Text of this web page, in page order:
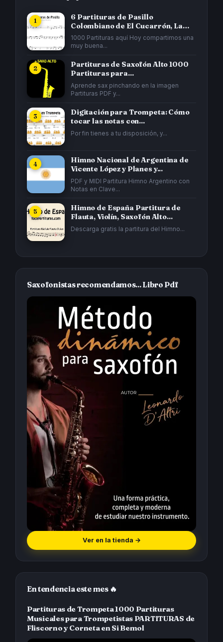
6 Partituras de Pasillo
Colombiano de El Cucarrón, La
Gata...
1000 Partituras aquí Hoy compartimos una
muy buena...
Partituras de Saxofón Alto 1000
Partituras para...
Aprende sax pinchando en la imagen
Partituras PDF y...
Digitación para Trompeta: Cómo
tocar las notas con...
Por fin tienes a tu disposición, y...
Himno Nacional de Argentina de
Vicente López y Planes y...
PDF y MIDI Partitura Himno Argentino con
Notas en Clave...
Himno de España Partitura de
Flauta, Violín, Saxofón Alto...
Descarga gratis la partitura del Himno...
Saxofonistas recomendamos... Libro Pdf
Ver en la tienda →
En tendencia este mes 🔥
Partituras de Trompeta 1000 Partituras
Musicales para Trompetistas PARTITURAS de
Fliscorno y Corneta en Si Bemol